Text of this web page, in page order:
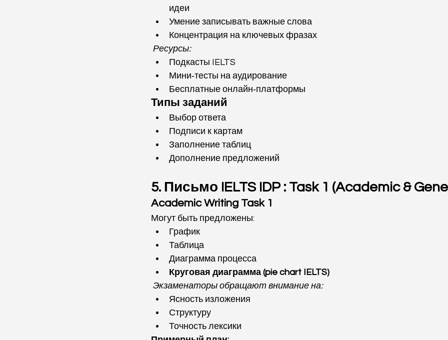
идеи
Умение записывать важные слова
Концентрация на ключевых фразах
Ресурсы:
Подкасты IELTS
Мини‑тесты на аудирование
Бесплатные онлайн‑платформы
Типы заданий
Выбор ответа
Подписи к картам
Заполнение таблиц
Дополнение предложений
5. Письмо IELTS IDP : Task 1 (Academic &
Academic Writing Task 1
Могут быть предложены:
График
Таблица
Диаграмма процесса
Круговая диаграмма (pie chart IELTS)
Экзаменаторы обращают внимание на:
Ясность изложения
Структуру
Точность лексики